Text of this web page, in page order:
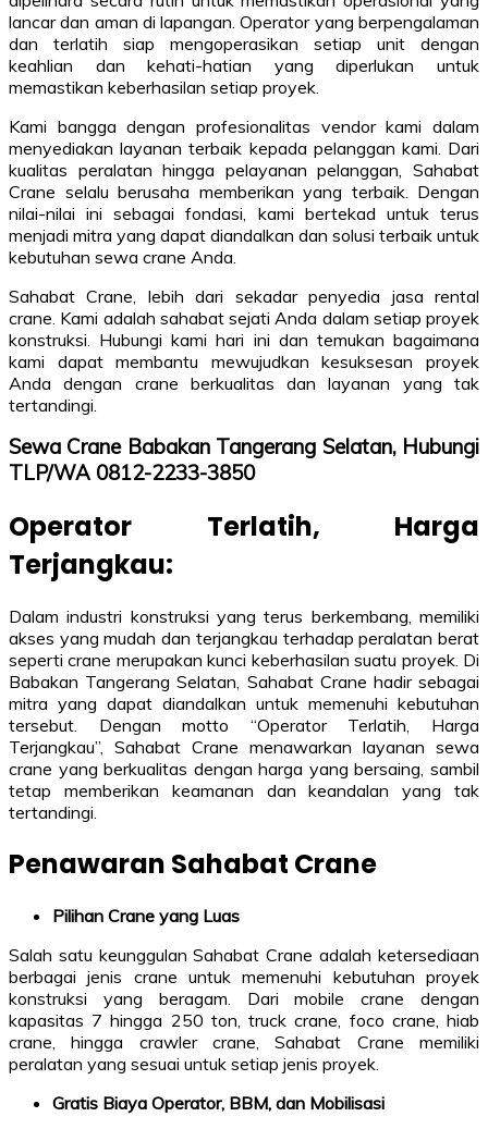
lancar dan aman di lapangan. Operator yang berpengalaman
dan terlatih siap mengoperasikan setiap unit dengan
keahlian dan kehati-hatian yang diperlukan untuk
memastikan keberhasilan setiap proyek.
Kami bangga dengan profesionalitas vendor kami dalam
menyediakan layanan terbaik kepada pelanggan kami. Dari
kualitas peralatan hingga pelayanan pelanggan, Sahabat
Crane selalu berusaha memberikan yang terbaik. Dengan
nilai-nilai ini sebagai fondasi, kami bertekad untuk terus
menjadi mitra yang dapat diandalkan dan solusi terbaik untuk
kebutuhan sewa crane Anda.
Sahabat Crane, lebih dari sekadar penyedia jasa rental
crane. Kami adalah sahabat sejati Anda dalam setiap proyek
konstruksi. Hubungi kami hari ini dan temukan bagaimana
kami dapat membantu mewujudkan kesuksesan proyek
Anda dengan crane berkualitas dan layanan yang tak
tertandingi.
Sewa Crane Babakan Tangerang Selatan, Hubungi
TLP/WA 0812-2233-3850
Operator Terlatih, Harga
Terjangkau:
Dalam industri konstruksi yang terus berkembang, memiliki
akses yang mudah dan terjangkau terhadap peralatan berat
seperti crane merupakan kunci keberhasilan suatu proyek. Di
Babakan Tangerang Selatan, Sahabat Crane hadir sebagai
mitra yang dapat diandalkan untuk memenuhi kebutuhan
tersebut. Dengan motto “Operator Terlatih, Harga
Terjangkau”, Sahabat Crane menawarkan layanan sewa
crane yang berkualitas dengan harga yang bersaing, sambil
tetap memberikan keamanan dan keandalan yang tak
tertandingi.
Penawaran Sahabat Crane
Pilihan Crane yang Luas
Salah satu keunggulan Sahabat Crane adalah ketersediaan
berbagai jenis crane untuk memenuhi kebutuhan proyek
konstruksi yang beragam. Dari mobile crane dengan
kapasitas 7 hingga 250 ton, truck crane, foco crane, hiab
crane, hingga crawler crane, Sahabat Crane memiliki
peralatan yang sesuai untuk setiap jenis proyek.
Gratis Biaya Operator, BBM, dan Mobilisasi